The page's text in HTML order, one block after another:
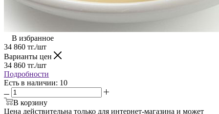
В избранное
34 860 тг./шт
Варианты цен
34 860 тг./шт
Подробности
Есть в наличии: 10
В корзину
Цена действительна только для интернет-магазина и может